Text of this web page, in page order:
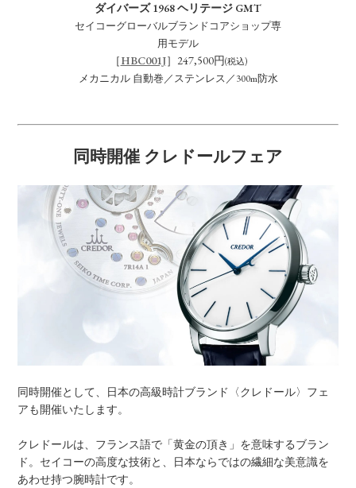
ダイバーズ 1968 ヘリテージ GMT
セイコーグローバルブランドコアショップ専
用モデル
［HBC001J］247,500円(税込)
メカニカル 自動巻／ステンレス／300m防水
同時開催 クレドールフェア
同時開催として、日本の高級時計ブランド〈クレドール〉フェ
アも開催いたします。
クレドールは、フランス語で「黄金の頂き」を意味するブラン
ド。セイコーの高度な技術と、日本ならではの繊細な美意識を
あわせ持つ腕時計です。